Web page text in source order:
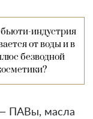
индустрия
от воды и в
безводной
ПАВы, масла